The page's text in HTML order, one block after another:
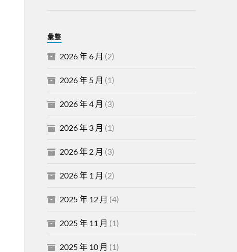
彙整
2026 年 6 月 (2)
2026 年 5 月 (1)
2026 年 4 月 (3)
2026 年 3 月 (1)
2026 年 2 月 (3)
2026 年 1 月 (2)
2025 年 12 月 (4)
2025 年 11 月 (1)
2025 年 10 月 (1)